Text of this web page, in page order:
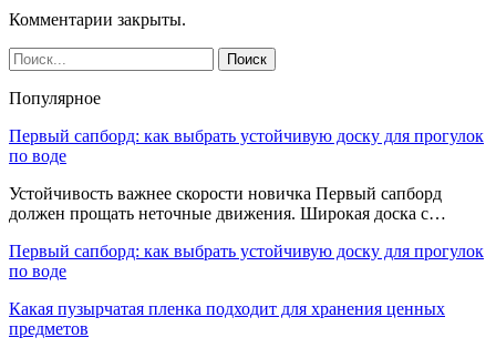
Комментарии закрыты.
Популярное
Первый сапборд: как выбрать устойчивую доску для прогулок
по воде
Устойчивость важнее скорости новичка Первый сапборд
должен прощать неточные движения. Широкая доска с…
Первый сапборд: как выбрать устойчивую доску для прогулок
по воде
Какая пузырчатая пленка подходит для хранения ценных
предметов